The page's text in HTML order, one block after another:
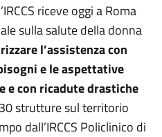
riceve oggi a Roma
sulla salute della donna
l’assistenza con
e le aspettative
e con ricadute drastiche
strutture sul territorio
dall’IRCCS Policlinico di